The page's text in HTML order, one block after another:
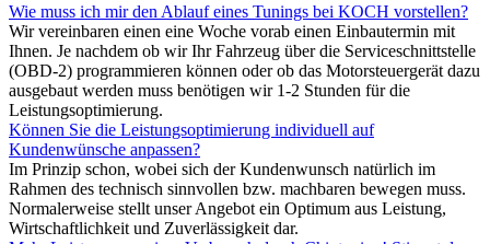
Wie muss ich mir den Ablauf eines Tunings bei KOCH vorstellen?
Wir vereinbaren einen eine Woche vorab einen Einbautermin mit
Ihnen. Je nachdem ob wir Ihr Fahrzeug über die Serviceschnittstelle
(OBD-2) programmieren können oder ob das Motorsteuergerät dazu
ausgebaut werden muss benötigen wir 1-2 Stunden für die
Leistungsoptimierung.
Können Sie die Leistungsoptimierung individuell auf
Kundenwünsche anpassen?
Im Prinzip schon, wobei sich der Kundenwunsch natürlich im
Rahmen des technisch sinnvollen bzw. machbaren bewegen muss.
Normalerweise stellt unser Angebot ein Optimum aus Leistung,
Wirtschaftlichkeit und Zuverlässigkeit dar.